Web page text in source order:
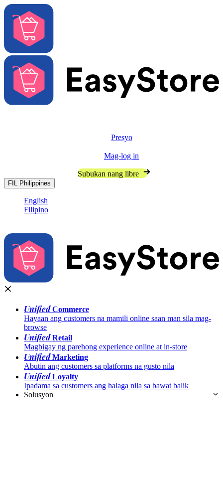
Presyo
Mag-log in
Subukan nang libre
FIL Philippines
English
Filipino
UnifiedCommerce
Hayaan ang customers na mamili online saan man sila mag-
browse
UnifiedRetail
Magbigay ng parehong experience online at in-store
UnifiedMarketing
Abutin ang customers sa platforms na gusto nila
UnifiedLoyalty
Ipadama sa customers ang halaga nila sa bawat balik
Solusyon